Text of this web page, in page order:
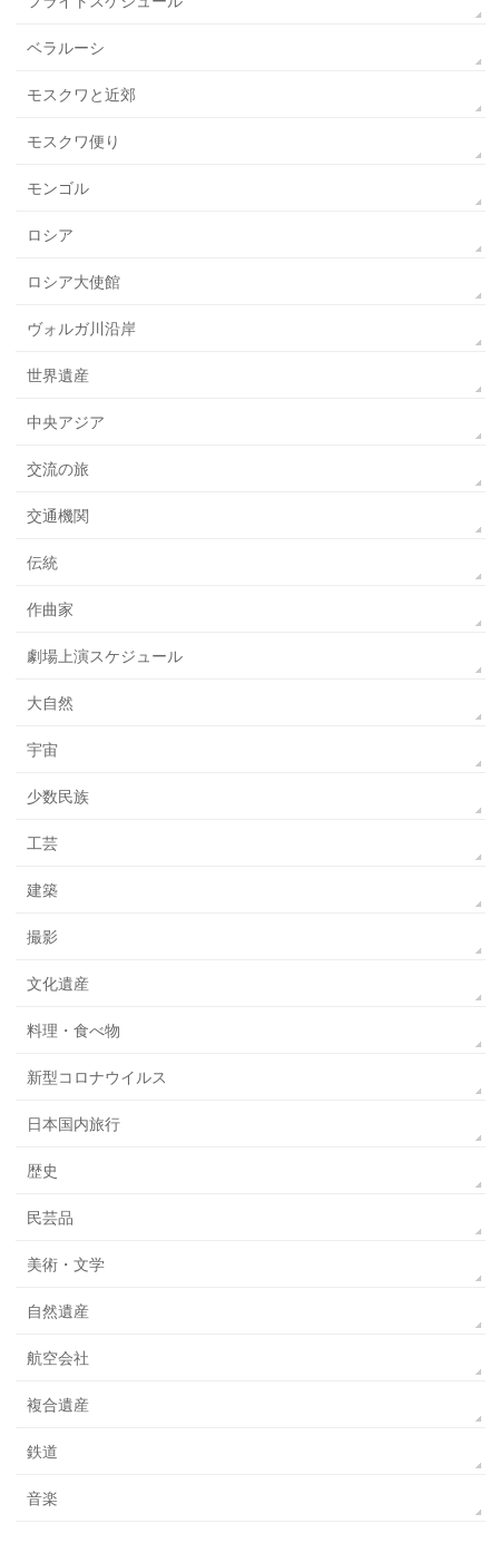
ベラルーシ
モスクワと近郊
モスクワ便り
モンゴル
ロシア
ロシア大使館
ヴォルガ川沿岸
世界遺産
中央アジア
交流の旅
交通機関
伝統
作曲家
劇場上演スケジュール
大自然
宇宙
少数民族
工芸
建築
撮影
文化遺産
料理・食べ物
新型コロナウイルス
日本国内旅行
歴史
民芸品
美術・文学
自然遺産
航空会社
複合遺産
鉄道
音楽